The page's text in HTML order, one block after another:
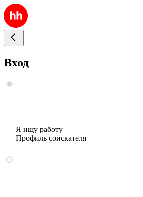
Вход
Я ищу работу
Профиль соискателя